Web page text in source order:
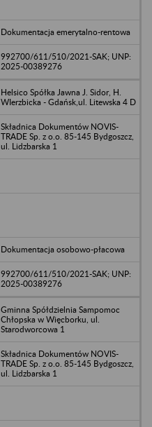
Dokumentacja emerytalno-rentowa
992700/611/510/2021-SAK; UNP:
2025-00389276
Helsico Spółka Jawna J. Sidor, H.
WIerzbicka - Gdańsk,ul. Litewska 4 D
Składnica Dokumentów NOVIS-
TRADE Sp. z o.o. 85-145 Bydgoszcz,
ul. Lidzbarska 1
Dokumentacja osobowo-płacowa
992700/611/510/2021-SAK; UNP:
2025-00389276
Gminna Spółdzielnia Sampomoc
Chłopska w Więcborku, ul.
Starodworcowa 1
Składnica Dokumentów NOVIS-
TRADE Sp. z o.o. 85-145 Bydgoszcz,
ul. Lidzbarska 1